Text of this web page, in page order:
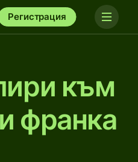
Регистрация
към
франка